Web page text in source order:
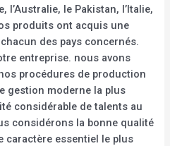
l’Australie, le Pakistan, l’Italie,
produits ont acquis une
des pays concernés.
entreprise. nous avons
procédures de production
gestion moderne la plus
considérable de talents au
considérons la bonne qualité
caractère essentiel le plus